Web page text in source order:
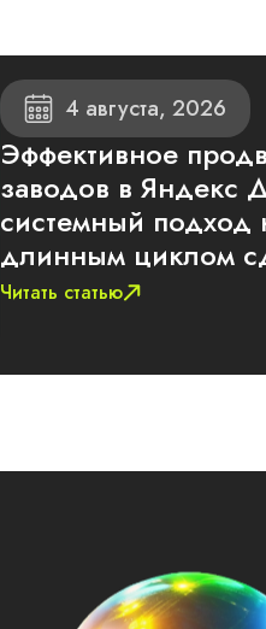
4 августа, 2026
Эффективное
заводов в Яндекс
системный подход
длинным циклом
Читать статью